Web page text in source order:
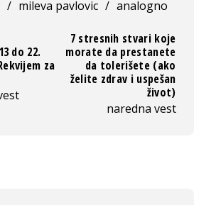
/ mileva pavlovic / analogno
do 22.
za
7 stresnih stvari koje
morate da prestanete
da tolerišete (ako
želite zdrav i uspešan
život)
naredna vest